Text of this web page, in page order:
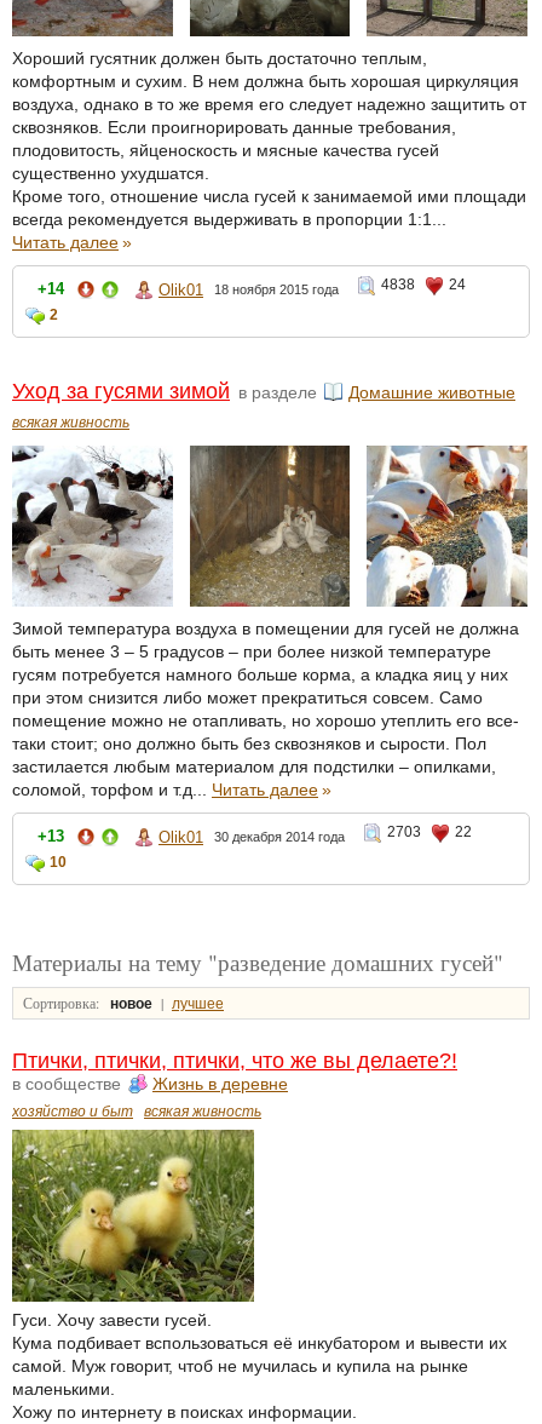
Хороший гусятник должен быть достаточно теплым,
комфортным и сухим. В нем должна быть хорошая циркуляция
воздуха, однако в то же время его следует надежно защитить от
сквозняков. Если проигнорировать данные требования,
плодовитость, яйценоскость и мясные качества гусей
существенно ухудшатся.
Кроме того, отношение числа гусей к занимаемой ими площади
всегда рекомендуется выдерживать в пропорции 1:1...
Читать далее»
+14 Olik01 18 ноября 2015 года 4838
24
2
Уход за гусями зимой в разделе Домашние животные
всякая живность
Зимой температура воздуха в помещении для гусей не должна
быть менее 3 – 5 градусов – при более низкой температуре
гусям потребуется намного больше корма, а кладка яиц у них
при этом снизится либо может прекратиться совсем. Само
помещение можно не отапливать, но хорошо утеплить его все-
таки стоит; оно должно быть без сквозняков и сырости. Пол
застилается любым материалом для подстилки – опилками,
соломой, торфом и т.д... Читать далее»
+13 Olik01 30 декабря 2014 года 2703
22
10
Материалы на тему "разведение домашних гусей"
Сортировка: новое | лучшее
Птички, птички, птички, что же вы делаете?!
в сообществе Жизнь в деревне
хозяйство и быт всякая живность
Гуси. Хочу завести гусей.
Кума подбивает вспользоваться её инкубатором и вывести их
самой. Муж говорит, чтоб не мучилась и купила на рынке
маленькими.
Хожу по интернету в поисках информации.